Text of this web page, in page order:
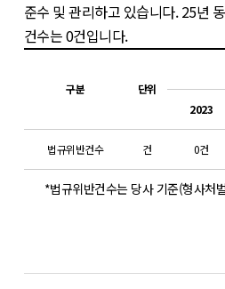
준수 및 관리하고 있습니다. 25년
건수는 0건입니다.
구분 단위
2023
법규위반건수 건 0건
*법규위반건수는 당사 기준(형사처